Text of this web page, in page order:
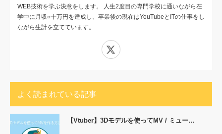
WEB技術を学ぶ決意をします。 人生2度目の専門学校に通いながら在
学中に月収○十万円を達成し、卒業後の現在はYouTubeとITの仕事をし
ながら生計を立てています。
よく読まれている記事
【Vtuber】3Dモデルを使ってMV / ミュー…